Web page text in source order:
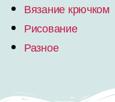
Вязание крючком
Рисование
Разное